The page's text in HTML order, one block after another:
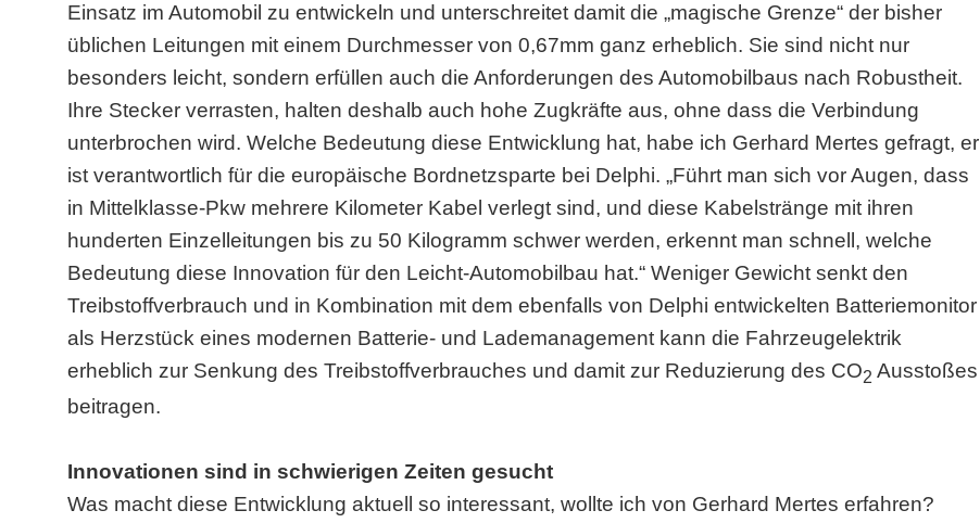
Einsatz im Automobil zu entwickeln und unterschreitet damit die „magische Grenze“ der bisher
üblichen Leitungen mit einem Durchmesser von 0,67mm ganz erheblich. Sie sind nicht nur
besonders leicht, sondern erfüllen auch die Anforderungen des Automobilbaus nach Robustheit.
Ihre Stecker verrasten, halten deshalb auch hohe Zugkräfte aus, ohne dass die Verbindung
unterbrochen wird. Welche Bedeutung diese Entwicklung hat, habe ich Gerhard Mertes gefragt, er
ist verantwortlich für die europäische Bordnetzsparte bei Delphi. „Führt man sich vor Augen, dass
in Mittelklasse-Pkw mehrere Kilometer Kabel verlegt sind, und diese Kabelstränge mit ihren
hunderten Einzelleitungen bis zu 50 Kilogramm schwer werden, erkennt man schnell, welche
Bedeutung diese Innovation für den Leicht-Automobilbau hat.“ Weniger Gewicht senkt den
Treibstoffverbrauch und in Kombination mit dem ebenfalls von Delphi entwickelten Batteriemonitor
als Herzstück eines modernen Batterie- und Lademanagement kann die Fahrzeugelektrik
erheblich zur Senkung des Treibstoffverbrauches und damit zur Reduzierung des CO2 Ausstoßes
beitragen.
Innovationen sind in schwierigen Zeiten gesucht
Was macht diese Entwicklung aktuell so interessant, wollte ich von Gerhard Mertes erfahren?